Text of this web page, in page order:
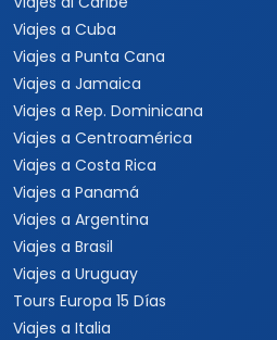
Viajes a Cuba
Viajes a Punta Cana
Viajes a Jamaica
Viajes a Rep. Dominicana
Viajes a Centroamérica
Viajes a Costa Rica
Viajes a Panamá
Viajes a Argentina
Viajes a Brasil
Viajes a Uruguay
Tours Europa 15 Días
Viajes a Italia